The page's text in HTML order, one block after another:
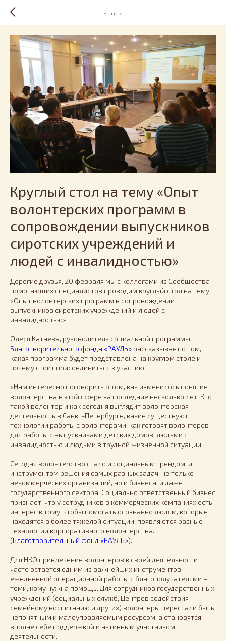
Новости
Круглый стол на тему «Опыт
волонтерских программ в
сопровождении выпускников
сиротских учреждений и
людей с инвалидностью»
Дорогие друзья, 20 февраля мы с коллегами из Сообщества
помогающих специалистов проводим круглый стол на тему
«Опыт волонтерских программ в сопровождении
выпускников сиротских учреждений и людей с
инвалидностью».
Олеся Катаева, руководитель социальной программы
Благотворительного фонда «РАУЛЬ» рассказывает о том,
какая программа будет представлена на круглом столе и
почему стоит присоединиться к участию.
«Нам интересно поговорить о том, как изменилось понятие
волонтерства в этой сфере за последние несколько лет. Кто
такой волонтер и как сегодня выглядит волонтерская
деятельность в Санкт-Петербурге, какие существуют
технологии работы с волонтерами, как готовят волонтеров
для работы с выпускниками детских домов, людьми с
инвалидностью и людьми в трудной жизненной ситуации.
Сегодня волонтерство стало и социальным трендом, и
инструментом решения самых разных задач: не только
некоммерческих организаций, но и бизнеса, и даже
государственного сектора. Социально ответственный бизнес
признает, что у сотрудников в коммерческих компаниях есть
интерес к тому, чтобы помогать осознанно людям, которые
находятся в более тяжелой ситуации, появляются разные
технологии корпоративного волонтерства.
(Благотворительный фонд «РАУЛЬ»).
Для НКО привлечение волонтеров к своей деятельности
часто остается одним из важнейших инструментов
ежедневной операционной работы с благополучателями –
теми, кому нужна помощь. Для сотрудников государственных
учреждений (социальных служб, Центров содействия
семейному воспитанию и других) волонтеры перестали быть
непонятным и малоуправляемым ресурсом, а становятся
вполне себе поддержкой и активным участником
деятельности.